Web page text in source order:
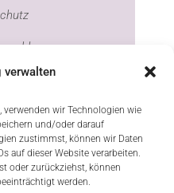
verwalten
wir Technologien wie
und/oder darauf
zustimmst, können wir Daten
auf dieser Website verarbeiten.
oder zurückziehst, können
werden.
(EU)
licensed